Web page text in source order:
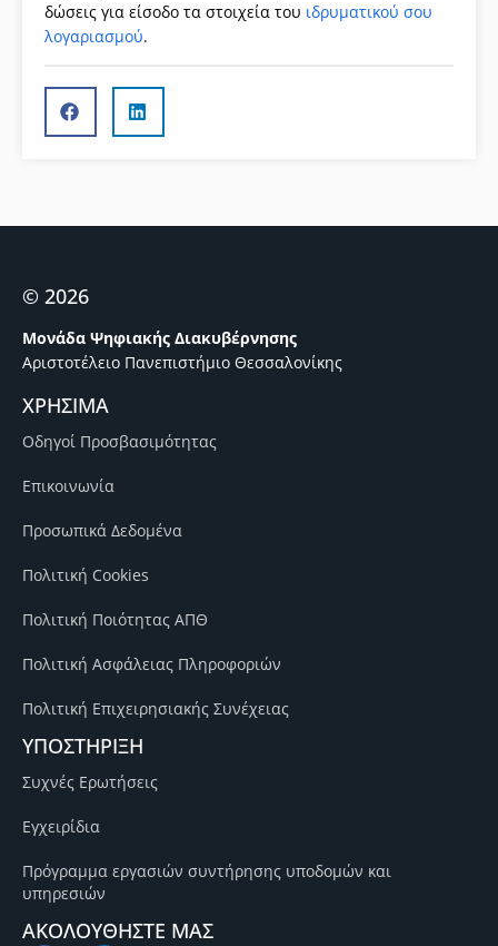
δώσεις για είσοδο τα στοιχεία του ιδρυματικού σου
λογαριασμού.
© 2026
Μονάδα Ψηφιακής Διακυβέρνησης
Αριστοτέλειο Πανεπιστήμιο Θεσσαλονίκης
ΧΡΗΣΙΜΑ
Οδηγοί Προσβασιμότητας
Επικοινωνία
Προσωπικά Δεδομένα
Πολιτική Cookies
Πολιτική Ποιότητας ΑΠΘ
Πολιτική Ασφάλειας Πληροφοριών
Πολιτική Επιχειρησιακής Συνέχειας
ΥΠΟΣΤΗΡΙΞΗ
Συχνές Ερωτήσεις
Εγχειρίδια
Πρόγραμμα εργασιών συντήρησης υποδομών και
υπηρεσιών
ΑΚΟΛΟΥΘΗΣΤΕ ΜΑΣ